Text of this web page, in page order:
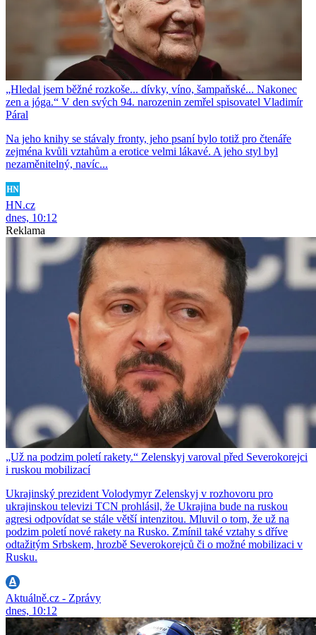
„Hledal jsem běžné rozkoše... dívky, víno, šampaňské... Nakonec
zen a jóga.“ V den svých 94. narozenin zemřel spisovatel Vladimír
Páral
Na jeho knihy se stávaly fronty, jeho psaní bylo totiž pro čtenáře
zejména kvůli vztahům a erotice velmi lákavé. A jeho styl byl
nezaměnitelný, navíc...
HN.cz
dnes, 10:12
Reklama
„Už na podzim poletí rakety.“ Zelenskyj varoval před Severokorejci
i ruskou mobilizací
Ukrajinský prezident Volodymyr Zelenskyj v rozhovoru pro
ukrajinskou televizi TCN prohlásil, že Ukrajina bude na ruskou
agresi odpovídat se stále větší intenzitou. Mluvil o tom, že už na
podzim poletí nové rakety na Rusko. Zmínil také vztahy s dříve
odtažitým Srbskem, hrozbě Severokorejců či o možné mobilizaci v
Rusku.
Aktuálně.cz - Zprávy
dnes, 10:12